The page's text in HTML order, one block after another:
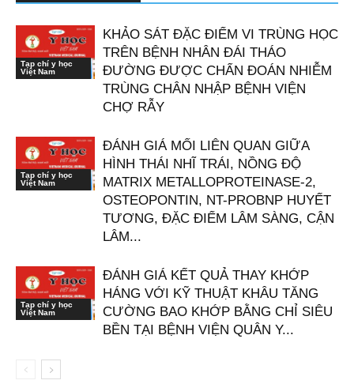
Tạp chí y học
Việt Nam
KHẢO SÁT ĐẶC ĐIỂM VI TRÙNG HỌC
TRÊN BỆNH NHÂN ĐÁI THÁO
ĐƯỜNG ĐƯỢC CHẨN ĐOÁN NHIỄM
TRÙNG CHÂN NHẬP BỆNH VIỆN
CHỢ RẪY
Tạp chí y học
Việt Nam
ĐÁNH GIÁ MỐI LIÊN QUAN GIỮA
HÌNH THÁI NHĨ TRÁI, NỒNG ĐỘ
MATRIX METALLOPROTEINASE-2,
OSTEOPONTIN, NT-PROBNP HUYẾT
TƯƠNG, ĐẶC ĐIỂM LÂM SÀNG, CẬN
LÂM...
Tạp chí y học
Việt Nam
ĐÁNH GIÁ KẾT QUẢ THAY KHỚP
HÁNG VỚI KỸ THUẬT KHÂU TĂNG
CƯỜNG BAO KHỚP BẰNG CHỈ SIÊU
BỀN TẠI BỆNH VIỆN QUÂN Y...